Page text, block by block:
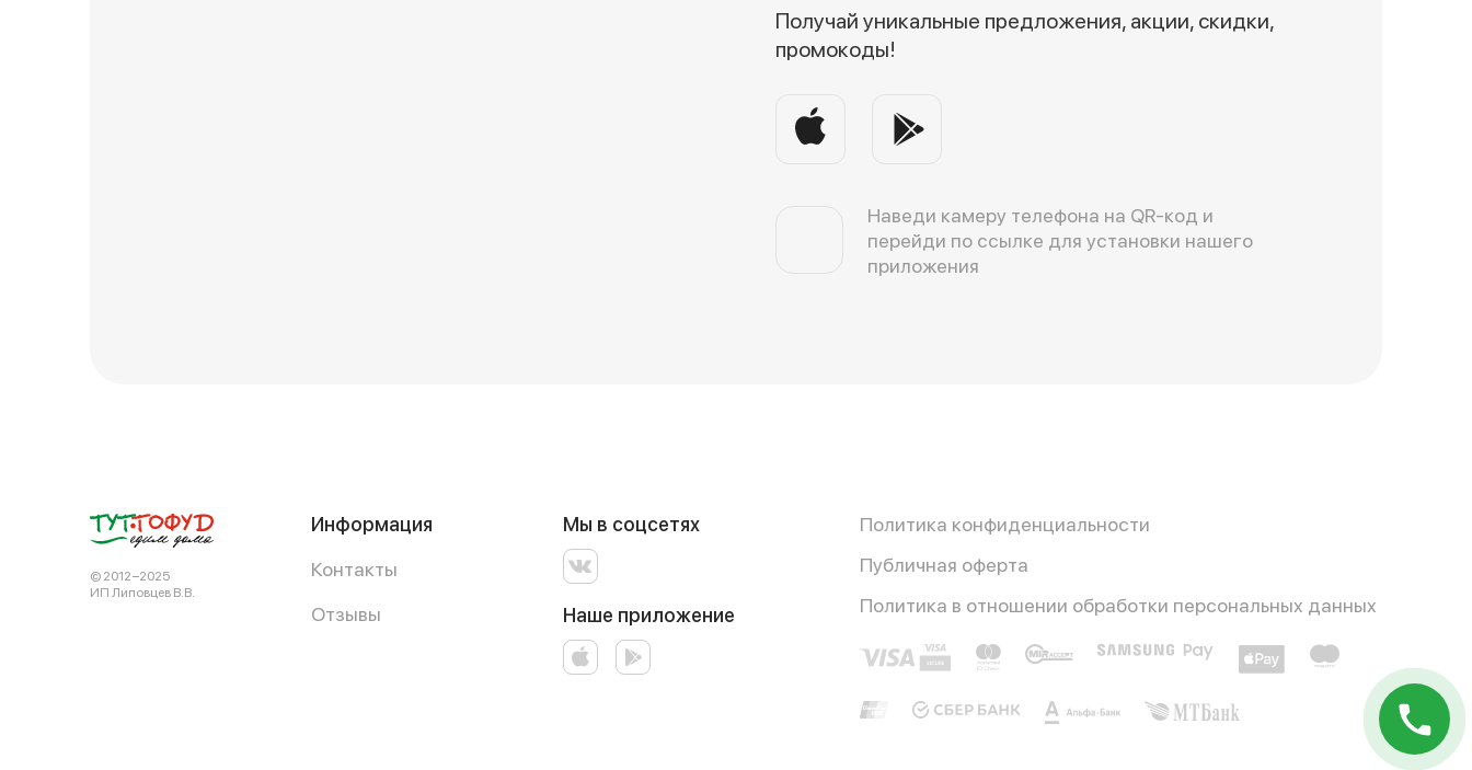
Получай уникальные предложения, акции, скидки,
промокоды!
Наведи камеру телефона на QR-код и
перейди по ссылке для установки нашего
приложения
© 2012−2025
ИП Липовцев В.В.
Информация
Контакты
Отзывы
Мы в соцсетях
Наше приложение
Политика конфиденциальности
Публичная оферта
Политика в отношении обработки персональных данных